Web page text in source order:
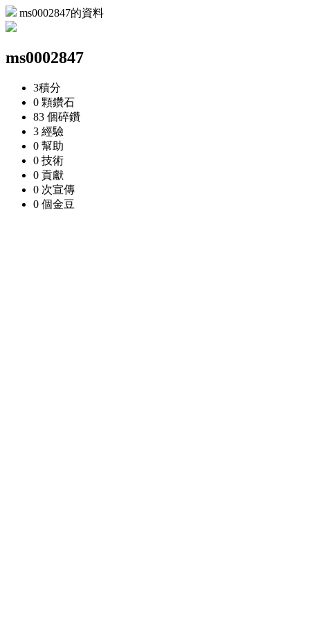
ms0002847的資料
ms0002847
3積分
0 顆鑽石
83 個碎鑽
3 經驗
0 幫助
0 技術
0 貢獻
0 次宣傳
0 個金豆